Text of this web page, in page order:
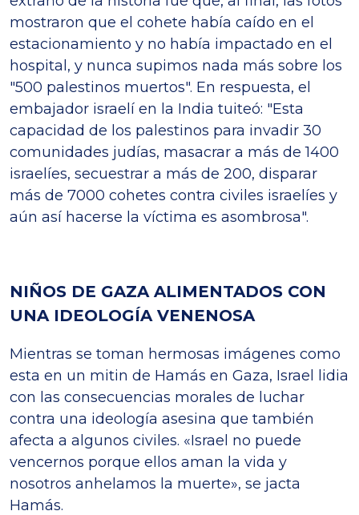
mostraron que el cohete había caído en el
estacionamiento y no había impactado en el
hospital, y nunca supimos nada más sobre los
"500 palestinos muertos". En respuesta, el
embajador israelí en la India tuiteó: "Esta
capacidad de los palestinos para invadir 30
comunidades judías, masacrar a más de 1400
israelíes, secuestrar a más de 200, disparar
más de 7000 cohetes contra civiles israelíes y
aún así hacerse la víctima es asombrosa".
NIÑOS DE GAZA ALIMENTADOS CON
UNA IDEOLOGÍA VENENOSA
Mientras se toman hermosas imágenes como
esta en un mitin de Hamás en Gaza, Israel lidia
con las consecuencias morales de luchar
contra una ideología asesina que también
afecta a algunos civiles. «Israel no puede
vencernos porque ellos aman la vida y
nosotros anhelamos la muerte», se jacta
Hamás.